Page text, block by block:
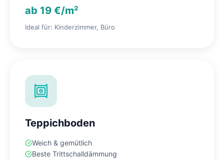
ab 19 €/m²
Ideal für: Kinderzimmer, Büro
Teppichboden
Weich & gemütlich
Beste Trittschalldämmung